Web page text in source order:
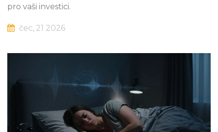
pro vaši investici.
čec, 21 2026